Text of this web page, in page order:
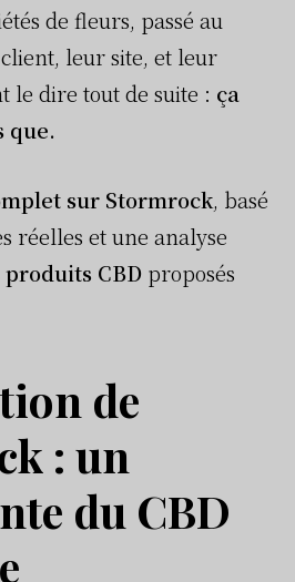
de fleurs, passé au
leur site, et leur
le dire tout de suite : ça
que.
sur Stormrock, basé
réelles et une analyse
produits CBD proposés
de
: un
du CBD